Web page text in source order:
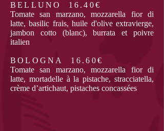
BELLUNO 16.40€
Tomate san marzano, mozzarella fior di
latte, basilic frais, huile d'olive extravierge,
jambon cotto (blanc), burrata et poivre
italien
BOLOGNA 16.60€
Tomate san marzano, mozzarella fior di
latte, mortadelle à la pistache, stracciatella,
crème d’artichaut, pistaches concassées